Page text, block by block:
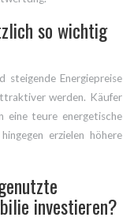
so wichtig
steigende Energiepreise
werden. Käufer
eine teure energetische
erzielen höhere
investieren?